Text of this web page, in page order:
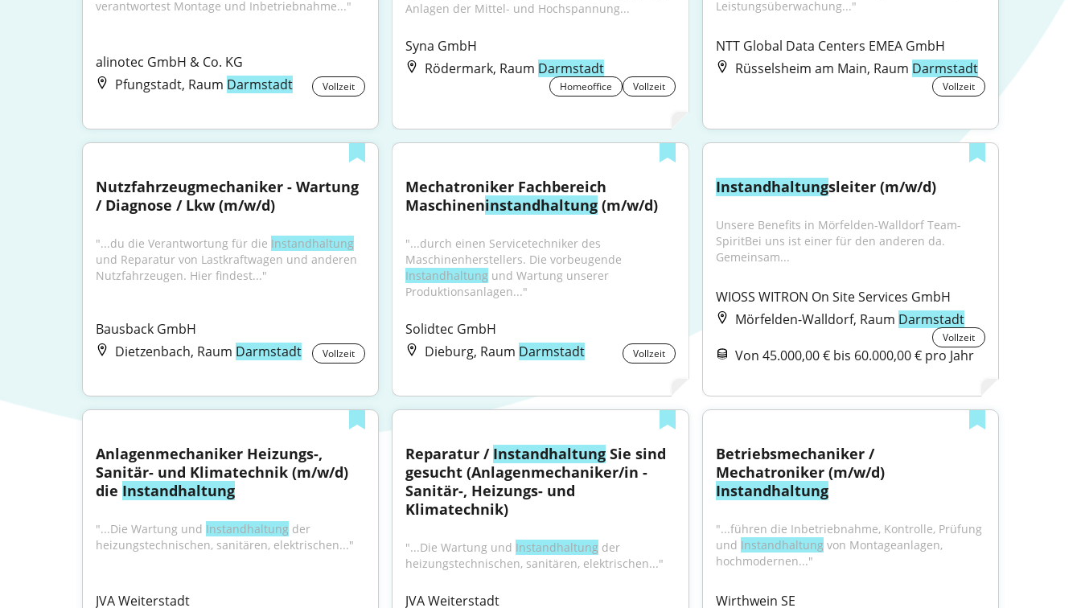
verantwortest Montage und Inbetriebnahme..."
alinotec GmbH & Co. KG
Pfungstadt, Raum Darmstadt Vollzeit
Anlagen der Mittel- und Hochspannung...
Syna GmbH
Rödermark, Raum Darmstadt
Homeoffice Vollzeit
Leistungsüberwachung..."
NTT Global Data Centers EMEA GmbH
Rüsselsheim am Main, Raum Darmstadt
Vollzeit
Nutzfahrzeugmechaniker - Wartung
/ Diagnose / Lkw (m/w/d)
"...du die Verantwortung für die Instandhaltung
und Reparatur von Lastkraftwagen und anderen
Nutzfahrzeugen. Hier findest..."
Bausback GmbH
Dietzenbach, Raum Darmstadt Vollzeit
Mechatroniker Fachbereich
Maschineninstandhaltung (m/w/d)
"...durch einen Servicetechniker des
Instandhaltung und Wartung unserer
Produktionsanlagen..."
Solidtec GmbH
Dieburg, Raum Darmstadt Vollzeit
Instandhaltungsleiter (m/w/d)
Unsere Benefits in Mörfelden-Walldorf Team-
SpiritBei uns ist einer für den anderen da.
Gemeinsam...
WIOSS WITRON On Site Services GmbH
Mörfelden-Walldorf, Raum Darmstadt
Vollzeit
Von 45.000,00 € bis 60.000,00 € pro Jahr
Anlagenmechaniker Heizungs-,
Sanitär- und Klimatechnik (m/w/d)
die Instandhaltung
"...Die Wartung und Instandhaltung der
heizungstechnischen, sanitären, elektrischen..."
JVA Weiterstadt
Reparatur / Instandhaltung Sie sind
gesucht (Anlagenmechaniker/in -
Sanitär-, Heizungs- und
Klimatechnik)
"...Die Wartung und Instandhaltung der
heizungstechnischen, sanitären, elektrischen..."
JVA Weiterstadt
Betriebsmechaniker /
Mechatroniker (m/w/d)
Instandhaltung
"...führen die Inbetriebnahme, Kontrolle, Prüfung
und Instandhaltung von Montageanlagen,
hochmodernen..."
Wirthwein SE